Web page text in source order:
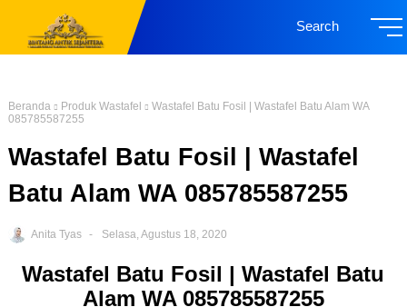
Search
Beranda Produk Wastafel
Wastafel Batu Fosil | Wastafel Batu Alam WA
085785587255
Wastafel Batu Fosil | Wastafel
Batu Alam WA 085785587255
Anita Tyas Selasa, Agustus 18, 2020
Wastafel Batu Fosil | Wastafel Batu
Alam WA 085785587255